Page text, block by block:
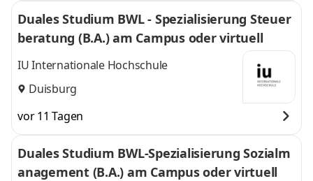
Duales Studium BWL - Spezialisierung Steuer
beratung (B.A.) am Campus oder virtuell
IU Internationale Hochschule
Duisburg
vor 11 Tagen
Duales Studium BWL-Spezialisierung Sozialm
anagement (B.A.) am Campus oder virtuell